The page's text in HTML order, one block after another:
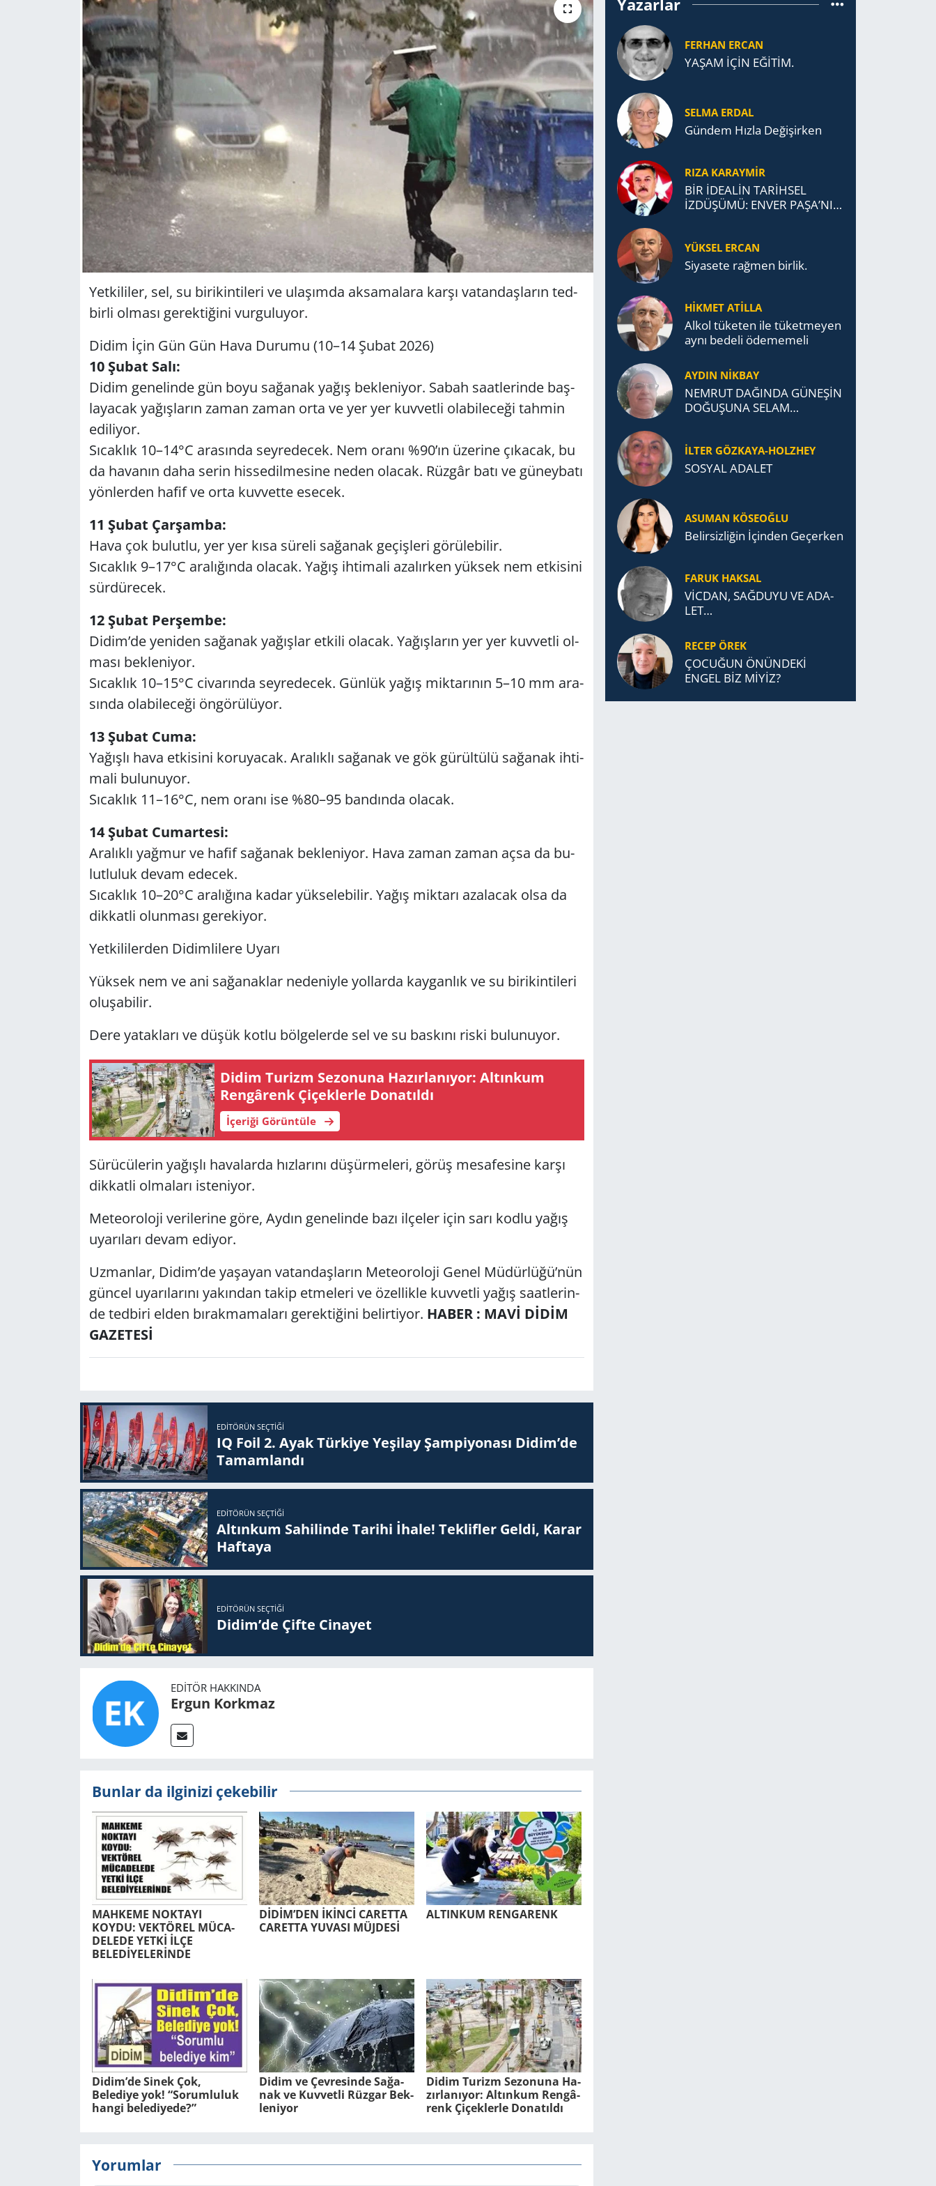
Yet­ki­li­ler, sel, su bi­ri­kin­ti­le­ri ve ula­şım­da ak­sa­ma­la­ra karşı va­tan­daş­la­rın ted­
bir­li ol­ma­sı ge­rek­ti­ği­ni vur­gu­lu­yor.
Didim İçin Gün Gün Hava Du­ru­mu (10–14 Şubat 2026)
10 Şubat Salı:
Didim ge­ne­lin­de gün boyu sa­ğa­nak yağış bek­le­ni­yor. Sabah sa­at­le­rin­de baş­
la­ya­cak ya­ğış­la­rın zaman zaman orta ve yer yer kuv­vet­li ola­bi­le­ce­ği tah­min
edi­li­yor.
Sı­cak­lık 10–14°C ara­sın­da sey­re­decek. Nem oranı %90’ın üze­ri­ne çı­ka­cak, bu
da ha­va­nın daha serin his­se­dil­me­si­ne neden ola­cak. Rüz­gâr batı ve gü­ney­ba­tı
yön­ler­den hafif ve orta kuv­vet­te esecek.
11 Şubat Çar­şam­ba:
Hava çok bu­lut­lu, yer yer kısa sü­re­li sa­ğa­nak ge­çiş­le­ri gö­rü­le­bi­lir.
Sı­cak­lık 9–17°C ara­lı­ğın­da ola­cak. Yağış ih­ti­ma­li aza­lır­ken yük­sek nem et­ki­si­ni
sür­dü­recek.
12 Şubat Per­şem­be:
Didim’de ye­ni­den sa­ğa­nak ya­ğış­lar et­ki­li ola­cak. Ya­ğış­la­rın yer yer kuv­vet­li ol­
ma­sı bek­le­ni­yor.
Sı­cak­lık 10–15°C ci­va­rın­da sey­re­decek. Gün­lük yağış mik­ta­rı­nın 5–10 mm ara­
sın­da ola­bi­le­ce­ği ön­gö­rü­lü­yor.
13 Şubat Cuma:
Ya­ğış­lı hava et­ki­si­ni ko­ru­ya­cak. Ara­lık­lı sa­ğa­nak ve gök gü­rül­tü­lü sa­ğa­nak ih­ti­
ma­li bu­lu­nu­yor.
Sı­cak­lık 11–16°C, nem oranı ise %80–95 ban­dın­da ola­cak.
14 Şubat Cu­mar­te­si:
Ara­lık­lı yağ­mur ve hafif sa­ğa­nak bek­le­ni­yor. Hava zaman zaman açsa da bu­
lut­lu­luk devam edecek.
Sı­cak­lık 10–20°C ara­lı­ğı­na kadar yük­se­le­bi­lir. Yağış mik­ta­rı aza­la­cak olsa da
dik­kat­li olun­ma­sı ge­re­ki­yor.
Yet­ki­li­ler­den Di­dim­li­le­re Uyarı
Yük­sek nem ve ani sa­ğa­nak­lar ne­de­niy­le yol­lar­da kay­gan­lık ve su bi­ri­kin­ti­le­ri
olu­şa­bi­lir.
Dere ya­tak­la­rı ve düşük kotlu böl­ge­ler­de sel ve su bas­kı­nı riski bu­lu­nu­yor.
Didim Tu­rizm Se­zo­nu­na Ha­zır­la­nı­yor: Al­tın­kum
Ren­gâ­renk Çi­çek­ler­le Do­na­tıl­dı
İçeriği Görüntüle
Sü­rü­cü­le­rin ya­ğış­lı ha­va­lar­da hız­la­rı­nı dü­şür­me­le­ri, görüş me­sa­fe­si­ne karşı
dik­kat­li ol­ma­la­rı is­te­ni­yor.
Me­te­oro­lo­ji ve­ri­le­ri­ne göre, Aydın ge­ne­lin­de bazı il­çe­ler için sarı kodlu yağış
uya­rı­la­rı devam edi­yor.
Uz­man­lar, Didim’de ya­şa­yan va­tan­daş­la­rın Me­te­oro­lo­ji Genel Mü­dür­lü­ğü’nün
gün­cel uya­rı­la­rı­nı ya­kın­dan takip et­me­le­ri ve özel­lik­le kuv­vet­li yağış sa­at­le­rin­
de ted­bi­ri elden bı­rak­ma­ma­la­rı ge­rek­ti­ği­ni be­lir­ti­yor. HABER : MAVİ DİDİM
GAZETESİ
EDITÖRÜN SEÇTIĞI
IQ Foil 2. Ayak Tür­ki­ye Ye­şi­lay Şam­pi­yo­na­sı Didim’de
Ta­mam­lan­dı
EDITÖRÜN SEÇTIĞI
Altınkum Sahilinde Tarihi İhale! Teklifler Geldi, Karar
Haftaya
EDITÖRÜN SEÇTIĞI
Didim’de Çifte Ci­na­yet
EDITÖR HAKKINDA
Ergun Korkmaz
Bunlar da ilginizi çekebilir
MAH­KE­ME NOK­TA­YI
KOYDU: VEK­TÖ­REL MÜ­CA­
DE­LE­DE YETKİ İLÇE
BELEDİYELERİNDE
DİDİM’DEN İKİNCİ CA­RET­TA
CA­RET­TA YU­VA­SI MÜJ­DESİ
AL­TIN­KUM REN­GA­RENK
Didim’de Sinek Çok,
Belediye yok! “Sorumluluk
hangi belediyede?”
Didim ve Çev­re­sin­de Sa­ğa­
nak ve Kuv­vet­li Rüz­gar Bek­
le­ni­yor
Didim Tu­rizm Se­zo­nu­na Ha­
zır­la­nı­yor: Al­tın­kum Ren­gâ­
renk Çi­çek­ler­le Do­na­tıl­dı
Yorumlar
Yazarlar
FERHAN ERCAN
YAŞAM İÇİN EĞİTİM.
SELMA ERDAL
Gündem Hızla Değişirken
RIZA KARAYMIR
BİR İDEALİN TARİHSEL
İZDÜŞÜMÜ: ENVER PAŞA’NIN
TEŞKİLATI’NA UZANAN
MİRASI
YÜKSEL ERCAN
Siyasete rağmen birlik.
HİKMET ATİLLA
Alkol tü­ke­ten ile tü­ket­me­yen
aynı be­de­li öde­me­me­li
AYDIN NİKBAY
NEMRUT DAĞINDA GÜNEŞİN
DOĞUŞUNA SELAM
İLTER GÖZKAYA-HOLZHEY
SOSYAL ADALET
ASUMAN KÖSEOĞLU
Belirsizliğin İçinden Geçerken
FARUK HAKSAL
VİCDAN, SAĞ­DU­YU VE ADA­
LET…
RECEP ÖREK
ÇOCUĞUN ÖNÜNDEKİ
ENGEL BİZ MİYİZ?
GÜNDEM
HABERDE İNSAN
KÜLTÜR SANAT
MAGAZİN
POLİTİKA
RESMİ İLANLAR
SİYASET